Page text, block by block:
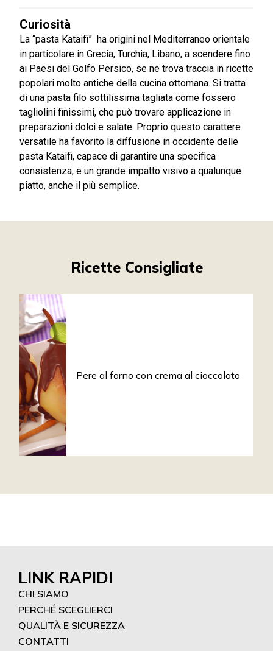
Curiosità
La “pasta Kataifi” ha origini nel Mediterraneo orientale
in particolare in Grecia, Turchia, Libano, a scendere fino
ai Paesi del Golfo Persico, se ne trova traccia in ricette
popolari molto antiche della cucina ottomana. Si tratta
di una pasta filo sottilissima tagliata come fossero
tagliolini finissimi, che può trovare applicazione in
preparazioni dolci e salate. Proprio questo carattere
versatile ha favorito la diffusione in occidente delle
pasta Kataifi, capace di garantire una specifica
consistenza, e un grande impatto visivo a qualunque
piatto, anche il più semplice.
Ricette Consigliate
Pere al forno con crema al cioccolato
LINK RAPIDI
CHI SIAMO
PERCHÉ SCEGLIERCI
QUALITÀ E SICUREZZA
CONTATTI